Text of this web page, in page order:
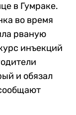
в Гумраке.
во время
рваную
инъекций
и обязал